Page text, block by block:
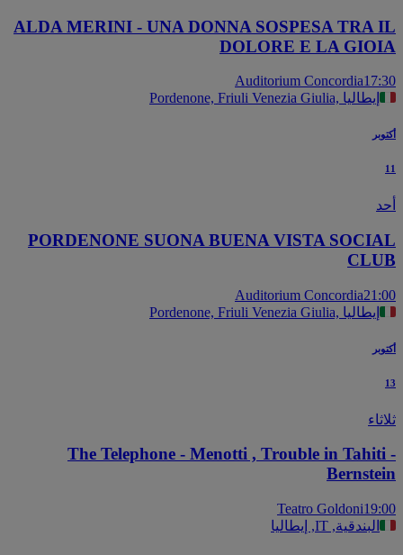
ALDA MERINI - UNA DONNA SOSPESA TRA
DOLORE E LA
Auditorium Concordia
Pordenone, Friuli Venezia Giulia, إيطاليا
PORDENONE SUONA BUENA VISTA
Auditorium Concordia
Pordenone, Friuli Venezia Giulia, إيطاليا
The Telephone - Menotti , Trouble in
Teatro Goldoni
البندقية, IT, إيطاليا